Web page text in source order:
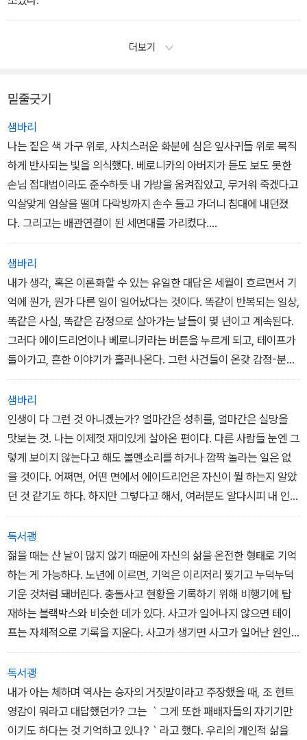
더보기
밑줄긋기
샘바리
나는 짙은 색 가구 위로, 사치스러운 화분에 심은 잎사귀들 위로 묵직
하게 반사되는 빛을 의식했다. 베로니카의 아버지가 듣도 보도 못한
손님 접대법이라도 준수하듯 내 가방을 움켜잡았고, 무거워 죽겠다고
익살맞게 엄살을 떨며 다락방까지 손수 들고 가더니 침대에 내던졌
다. 그리고는 배관연결이 된 세면대를 가리켰다.
˝밤에는 저기에 오줌을 싸도 돼.˝
나는 대답 대신 고개를 끄덕였다. 남자들끼리 허물없이 지내보자는
뜻인지, 아니면 날 하류층 인간쓰레기로 보는 건지 알 도리가 없었다.
샘바리
내가 생각, 혹은 이론화할 수 있는 유일한 대답은 세월이 흐르면서 기
억에 뭔가, 뭔가 다른 일이 일어났다는 것이다. 똑같이 반복되는 일상,
똑같은 사실, 똑같은 감정으로 살아가는 날들이 몇 년이고 계속된다.
그러다 에이드리언이나 베로니카라는 버튼을 누르게 되고, 테이프가
돌아가고, 흔한 이야기가 흘러나온다. 그런 사건들이 온갖 감정-분노,
억울한 감정, 안도감-을 재확인해주고, 그 역도 마찬가지다. 달리 접
근할 만한 것은 전혀 없는 듯 보인다. 이미 끝난 일이니까. 그렇기 때
문에 우리는 보강 증거가 되어줄 만한 것을 찾고 있는 것이다. 설령 기
대와는 정반대의 결과를 낳는다 해도. 그런데 나중에 가서라도 오래
전 사건들과 사람들에 대한 자신의 감정이 변하게 된다면? 내 손으로
쓴 그 흉악한 편지를 읽고서 나는 회한의 감정을 느꼈다.
샘바리
인생이 다 그런 것 아니겠는가? 얼마간은 성취를, 얼마간은 실망을
맛보는 것. 나는 이제껏 재미있게 살아온 편이다. 다른 사람들 눈엔 그
렇게 보이지 않는다고 해도 볼멘소리를 하거나 깜짝 놀라는 일은 없
을 것이다. 어쩌면, 어떤 면에서 에이드리언은 자신이 뭘 하는지 알았
던 것 같기도 하다. 하지만 그렇다고 해서, 여러분도 알다시피 내 인생
에서 뭔가 아쉬운 게 있다는 뜻은 아니다.
나는 살아남았다. ‘그는 살아남아 이야기를 전했다.‘ 후세 사람들은 그
렇게 말하지 않을까? 과거, 조 헌트 영감에게 내가 넉살좋게 단언한
것과 달리, 역사는 승자들의 거짓말이 아니다. 이제 나는 알고 있다.
역사는 살아남은 자, 대부분 승자도 패자도 아닌 이들의 회고에 더 가
깝다는 것을.
독서괭
젊을 때는 산 날이 많지 않기 때문에 자신의 삶을 온전한 형태로 기억
하는 게 가능하다. 노년에 이르면, 기억은 이리저리 찢기고 누덕누덕
기운 것처럼 돼버린다. 충돌사고 현황을 기록하기 위해 비행기에 탑
재하는 블랙박스와 비슷한 데가 있다. 사고가 일어나지 않으면 테이
프는 자체적으로 기록을 지운다. 사고가 생기면 사고가 일어난 원인
은 명확히 알 수 있다. 사고가 없으면 인생의 운행일지는 더욱더 불투
명해진다. (182~183쪽)
독서괭
내가 아는 체하며 역사는 승자의 거짓말이라고 주장했을 때, 조 헌트
영감이 뭐라고 대답했던가? 그는 ｀그게 또한 패배자들의 자기기만
이기도 하다는 것 기억하고 있나?｀라고 했다. 우리의 개인적 삶을